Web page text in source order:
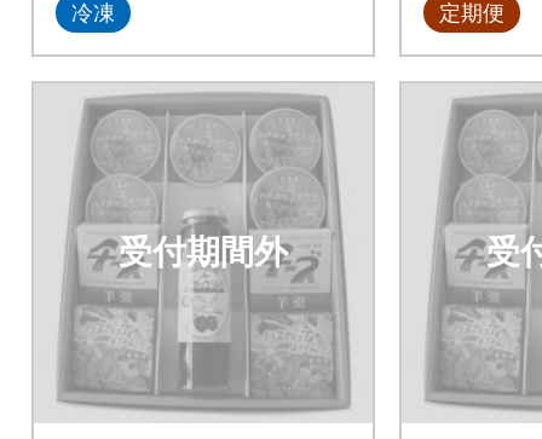
冷凍 定期便
受付期間外 受